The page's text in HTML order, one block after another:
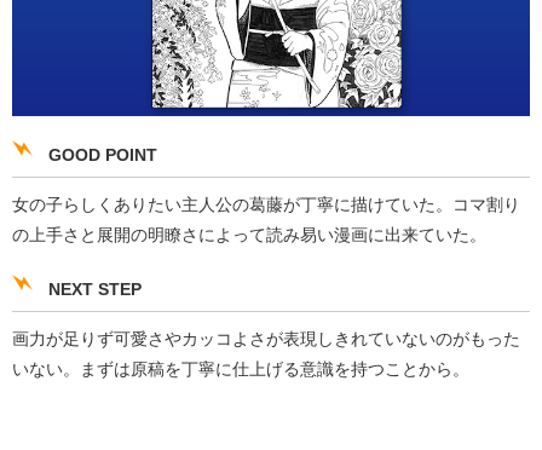
GOOD POINT
女の子らしくありたい主人公の葛藤が丁寧に描けていた。コマ割り
の上手さと展開の明瞭さによって読み易い漫画に出来ていた。
NEXT STEP
画力が足りず可愛さやカッコよさが表現しきれていないのがもった
いない。まずは原稿を丁寧に仕上げる意識を持つことから。